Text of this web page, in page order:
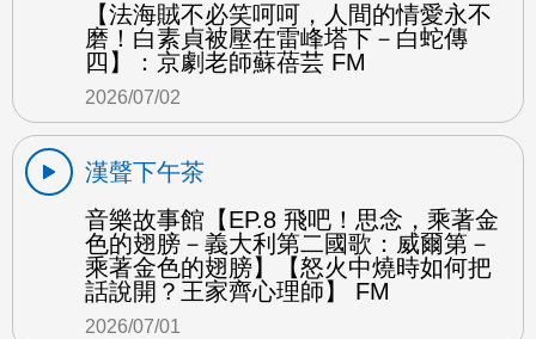
【法海賊不必笑呵呵，人間的情愛永不
磨！白素貞被壓在雷峰塔下－白蛇傳
四】：京劇老師蘇蓓芸 FM
2026/07/02
漢聲下午茶
音樂故事館【EP.8 飛吧！思念，乘著金
色的翅膀－義大利第二國歌：威爾第－
乘著金色的翅膀】【怒火中燒時如何把
話說開？王家齊心理師】 FM
2026/07/01